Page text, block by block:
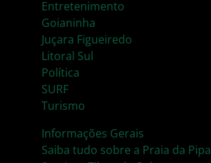
Entretenimento
Goianinha
Juçara Figueiredo
Litoral Sul
Política
SURF
Turismo
Informações Gerais
Saiba tudo sobre a Praia da Pipa